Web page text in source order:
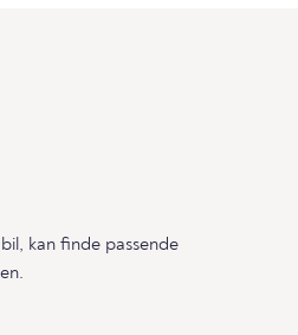
kan finde passende